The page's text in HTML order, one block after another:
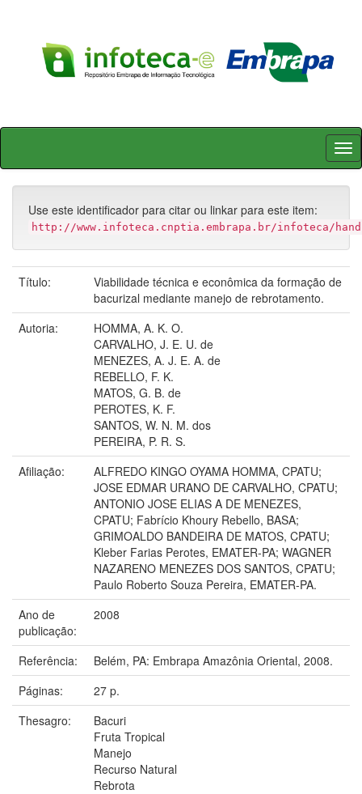
Skip
Use este identificador para citar ou linkar para este item:
http://www.infoteca.cnptia.embrapa.br/infoteca/
Título:
Viabilidade técnica e econômica da formação de
bacurizal mediante manejo de rebrotamento.
Autoria:
HOMMA, A. K. O.
CARVALHO, J. E. U. de
MENEZES, A. J. E. A. de
REBELLO, F. K.
MATOS, G. B. de
PEROTES, K. F.
SANTOS, W. N. M. dos
PEREIRA, P. R. S.
Afiliação:
ALFREDO KINGO OYAMA HOMMA, CPATU;
JOSE EDMAR URANO DE CARVALHO, CPATU;
ANTONIO JOSE ELIAS A DE MENEZES,
CPATU; Fabrício Khoury Rebello, BASA;
GRIMOALDO BANDEIRA DE MATOS, CPATU;
Kleber Farias Perotes, EMATER-PA; WAGNER
NAZARENO MENEZES DOS SANTOS, CPATU;
Paulo Roberto Souza Pereira, EMATER-PA.
Ano de
publicação:
2008
Referência:
Belém, PA: Embrapa Amazônia Oriental, 2008.
Páginas:
27 p.
Thesagro:
Bacuri
Fruta Tropical
Manejo
Recurso Natural
Rebrota